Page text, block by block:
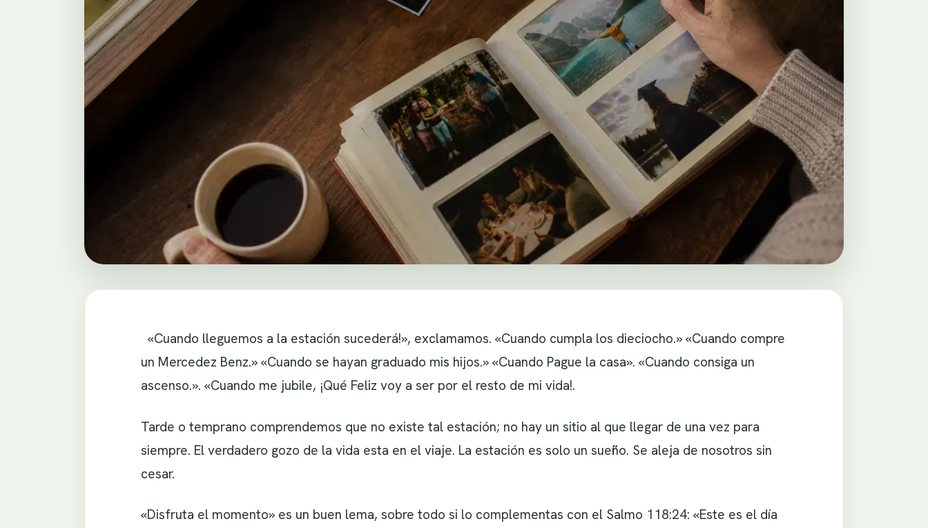
«Cuando lleguemos a la estación sucederá!», exclamamos. «Cuando cumpla los dieciocho.» «Cuando compre
un Mercedez Benz.» «Cuando se hayan graduado mis hijos.» «Cuando Pague la casa». «Cuando consiga un
ascenso.». «Cuando me jubile, ¡Qué Feliz voy a ser por el resto de mi vida!.
Tarde o temprano comprendemos que no existe tal estación; no hay un sitio al que llegar de una vez para
siempre. El verdadero gozo de la vida esta en el viaje. La estación es solo un sueño. Se aleja de nosotros sin
cesar.
«Disfruta el momento» es un buen lema, sobre todo si lo complementas con el Salmo 118:24: «Este es el día